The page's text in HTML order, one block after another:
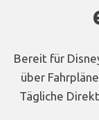
Bereit für
über
Tägliche